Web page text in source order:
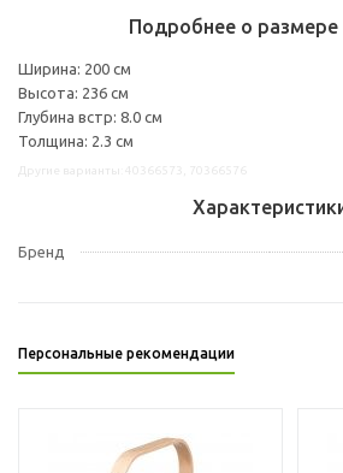
Подробнее о размере
Ширина: 200 см
Высота: 236 см
Глубина встр: 8.0 см
Толщина: 2.3 см
Бренд
Персональные рекомендации